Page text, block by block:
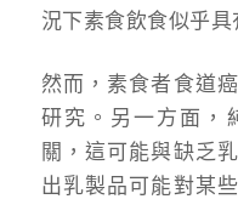
況下素食飲食似乎具
然而，素食者食道
研究。另一方面，
關，這可能與缺乏
出乳製品可能對某